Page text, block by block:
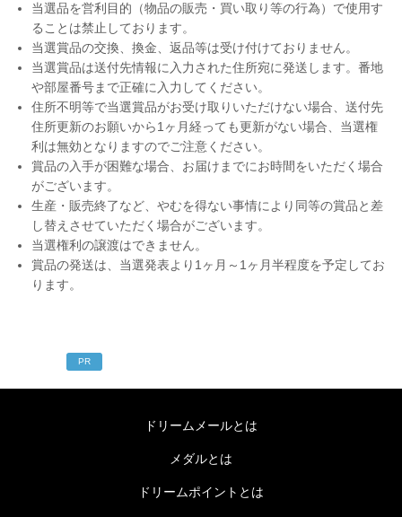
当選品を営利目的（物品の販売・買い取り等の行為）で使用す
ることは禁止しております。
当選賞品の交換、換金、返品等は受け付けておりません。
当選賞品は送付先情報に入力された住所宛に発送します。番地
や部屋番号まで正確に入力してください。
住所不明等で当選賞品がお受け取りいただけない場合、送付先
住所更新のお願いから1ヶ月経っても更新がない場合、当選権
利は無効となりますのでご注意ください。
賞品の入手が困難な場合、お届けまでにお時間をいただく場合
がございます。
生産・販売終了など、やむを得ない事情により同等の賞品と差
し替えさせていただく場合がございます。
当選権利の譲渡はできません。
賞品の発送は、当選発表より1ヶ月～1ヶ月半程度を予定してお
ります。
PR
ドリームメールとは
メダルとは
ドリームポイントとは